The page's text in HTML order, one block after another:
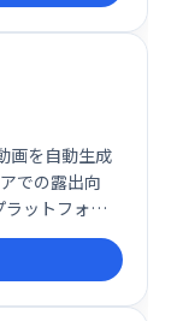
画を自動生成
での露出向
ットフォー
ログ記事を簡
ティングを